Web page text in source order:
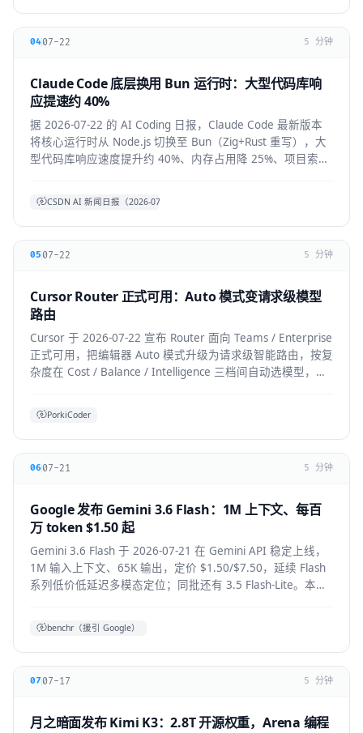
0407-22 5 分钟
Claude Code 底层换用 Bun 运行时：大型代码库响
应提速约 40%
据 2026-07-22 的 AI Coding 日报，Claude Code 最新版本
将核心运行时从 Node.js 切换至 Bun（Zig+Rust 重写），大
型代码库响应速度提升约 40%、内存占用降 25%、项目索引
CSDN AI 新闻日报（2026-07-22）
05 07-22 5 分钟
Cursor Router 正式可用：Auto 模式变请求级模型
路由
Cursor 于 2026-07-22 宣布 Router 面向 Teams / Enterprise
正式可用，把编辑器 Auto 模式升级为请求级智能路由，按复
杂度在 Cost / Balance / Intelligence 三档间自动选模型，降
PorkiCoder
0607-21 5 分钟
Google 发布 Gemini 3.6 Flash：1M 上下文、每百
万 token $1.50 起
Gemini 3.6 Flash 于 2026-07-21 在 Gemini API 稳定上线，
1M 输入上下文、65K 输出，定价 $1.50/$7.50，延续 Flash
系列低价低延迟多模态定位；同批还有 3.5 Flash-Lite。本文
benchr（援引 Google）
07 07-17 5 分钟
月之暗面发布 Kimi K3：2.8T 开源权重，Arena 编程